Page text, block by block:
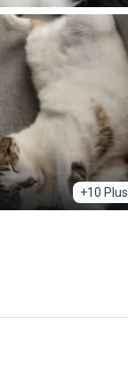
+10 Plus